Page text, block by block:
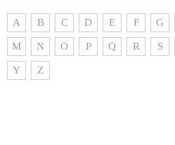
A B C D E F G
M N O P Q R S
Y Z